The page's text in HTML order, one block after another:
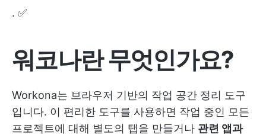
. ✅
워코나란 무엇인가요?
Workona는 브라우저 기반의 작업 공간 정리 도구
입니다. 이 편리한 도구를 사용하면 작업 중인 모든
프로젝트에 대해 별도의 탭을 만들거나 관련 앱과